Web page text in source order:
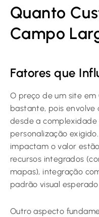
Quanto
Campo
Fatores que
O preço de um site
bastante, pois
desde a
personalização
impactam o valor
recursos integrados
mapas), integração
padrão visual
Outro aspecto